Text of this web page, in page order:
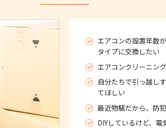
エアコンの設置年数
タイプに交換したい
エアコンクリーニン
自分たちで引っ越し
てほしい
最近物騒だから、防
DIYしているけど、